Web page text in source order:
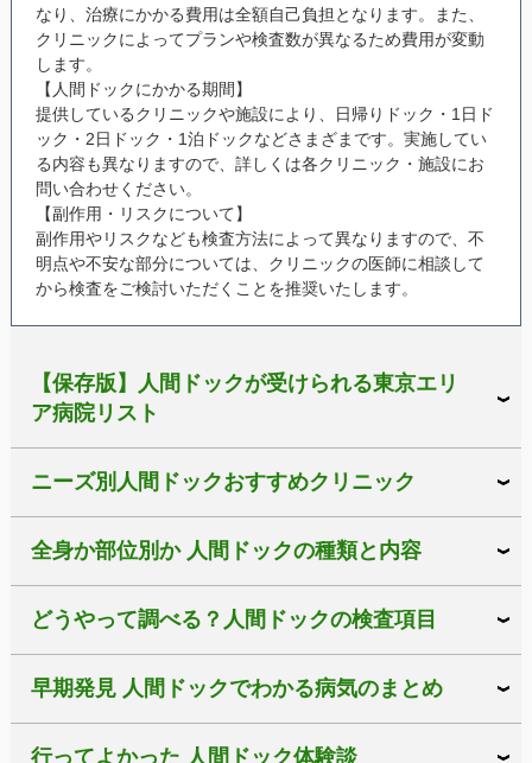
なり、治療にかかる費用は全額自己負担となります。また、
クリニックによってプランや検査数が異なるため費用が変動
します。
【人間ドックにかかる期間】
提供しているクリニックや施設により、日帰りドック・1日ド
ック・2日ドック・1泊ドックなどさまざまです。実施してい
る内容も異なりますので、詳しくは各クリニック・施設にお
問い合わせください。
【副作用・リスクについて】
副作用やリスクなども検査方法によって異なりますので、不
明点や不安な部分については、クリニックの医師に相談して
から検査をご検討いただくことを推奨いたします。
【保存版】人間ドックが受けられる東京エリ
ア病院リスト
ニーズ別人間ドックおすすめクリニック
全身か部位別か 人間ドックの種類と内容
どうやって調べる？人間ドックの検査項目
早期発見 人間ドックでわかる病気のまとめ
行ってよかった 人間ドック体験談